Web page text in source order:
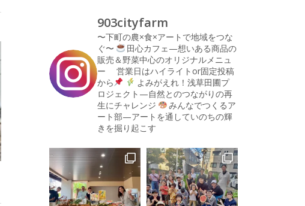
903cityfarm
〜下町の農×食×アートで地域をつな
ぐ〜
田心カフェ—想いある商品の
販売＆野菜中心のオリジナルメニュ
ー 営業日はハイライトor固定投稿
から
よみがえれ！浅草田圃プ
ロジェクト—自然とのつながりの再
生にチャレンジ
みんなでつくるア
ート部—アートを通していのちの輝
きを掘り起こす